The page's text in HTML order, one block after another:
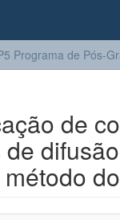
Programa de Pós-
de